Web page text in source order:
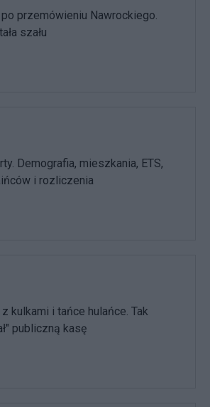
po przemówieniu Nawrockiego.
szału
Demografia, mieszkania, ETS,
i rozliczenia
kulkami i tańce hulańce. Tak
publiczną kasę